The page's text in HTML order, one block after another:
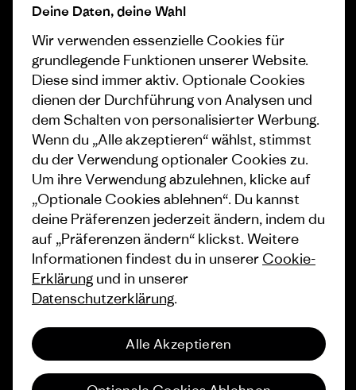
Klimaziele
1% For The Planet
Wie wir finanzieren
Geschenkgutscheine
Stores in deiner Nähe
Pressekontakt
Industry program
Affiliate-Programm
Patagonia Deutschland
Seitenverzeichnis
© 2026 Patagonia, Inc. All Rights Reserved.
Deutsch
Deine Daten, deine Wahl
Wir verwenden essenzielle Cookies für
grundlegende Funktionen unserer Website.
Diese sind immer aktiv. Optionale Cookies
dienen der Durchführung von Analysen und
dem Schalten von personalisierter Werbung.
Wenn du „Alle akzeptieren“ wählst, stimmst
du der Verwendung optionaler Cookies zu.
Um ihre Verwendung abzulehnen, klicke auf
„Optionale Cookies ablehnen“. Du kannst
deine Präferenzen jederzeit ändern, indem du
auf „Präferenzen ändern“ klickst. Weitere
Informationen findest du in unserer Cookie-
Erklärung und in unserer
Datenschutzerklärung.
Alle Akzeptieren